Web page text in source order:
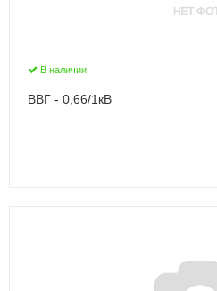
В наличии
ВВГ - 0,66/1кВ